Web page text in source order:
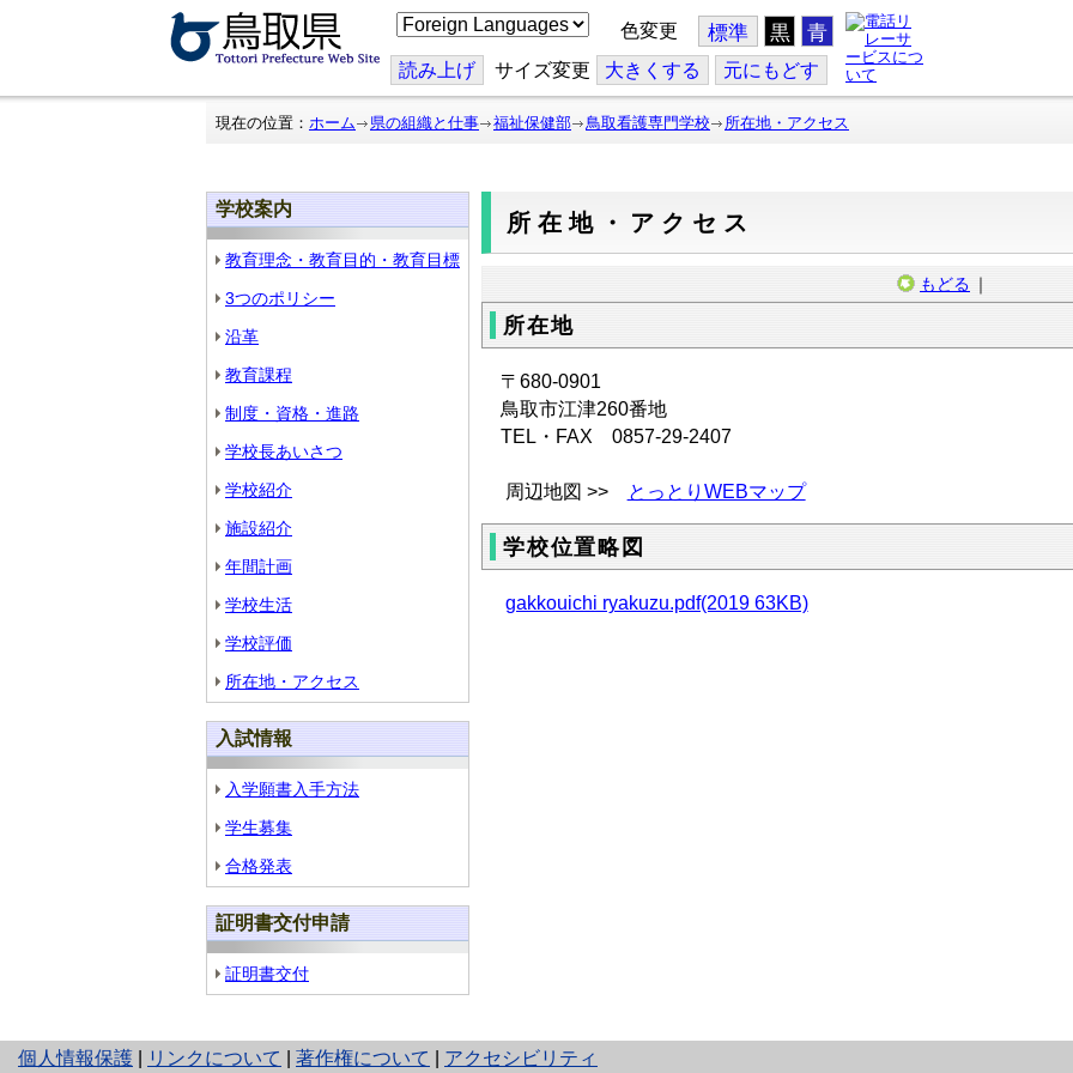
こ
の
ジ
を
翻
色変更 標準 黒 青
読み上げ サイズ変更 大きくする 元にもどす
現在の位置： ホーム 県の組織と仕事 福祉保健部 鳥取看護専門学校 所在地・アクセス
学校案内
教育理念・教育目的・教育目標
3つのポリシー
沿革
教育課程
制度・資格・進路
学校長あいさつ
学校紹介
施設紹介
年間計画
学校生活
学校評価
所在地・アクセス
入試情報
入学願書入手方法
学生募集
合格発表
証明書交付申請
証明書交付
所在地・アクセス
もどる ｜
所在地
〒680-0901
鳥取市江津260番地
TEL・FAX 0857-29-2407
周辺地図 >> とっとりWEBマップ
学校位置略図
gakkouichi ryakuzu.pdf(2019 63KB)
個人情報保護
と
リンクについて 著作権について アクセシビリティ